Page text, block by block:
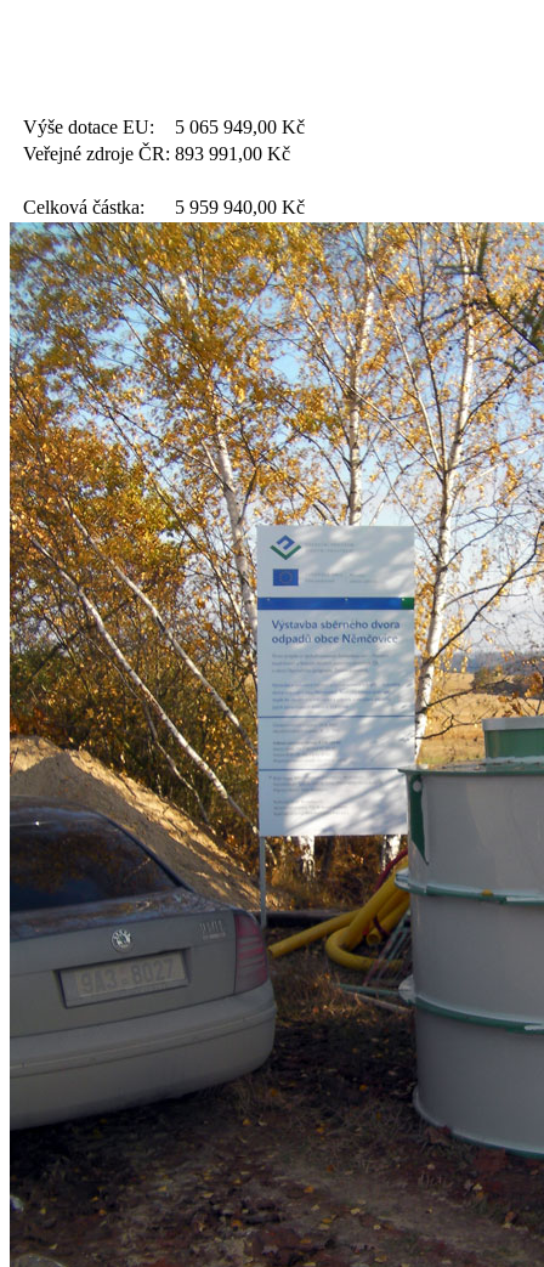
Výše dotace EU: 5 065 949,00 Kč
Veřejné zdroje ČR: 893 991,00 Kč
Celková částka: 5 959 940,00 Kč